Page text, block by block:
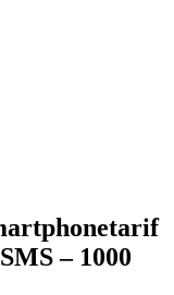
– 1000